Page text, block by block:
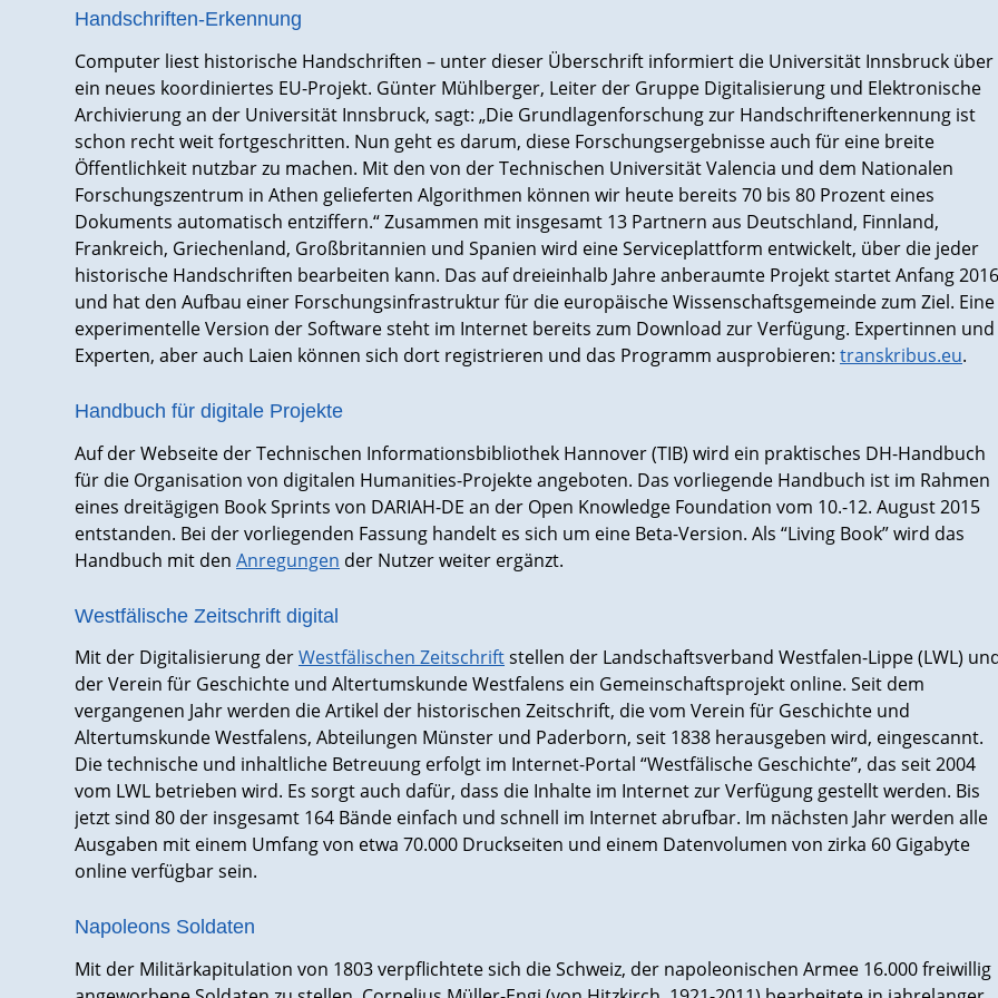
Handschriften-Erkennung
Computer liest historische Handschriften – unter dieser Überschrift informiert die Universität Innsbruck über
ein neues koordiniertes EU-Projekt. Günter Mühlberger, Leiter der Gruppe Digitalisierung und Elektronische
Archivierung an der Universität Innsbruck, sagt: „Die Grundlagenforschung zur Handschriftenerkennung ist
schon recht weit fortgeschritten. Nun geht es darum, diese Forschungsergebnisse auch für eine breite
Öffentlichkeit nutzbar zu machen. Mit den von der Technischen Universität Valencia und dem Nationalen
Forschungszentrum in Athen gelieferten Algorithmen können wir heute bereits 70 bis 80 Prozent eines
Dokuments automatisch entziffern.“ Zusammen mit insgesamt 13 Partnern aus Deutschland, Finnland,
Frankreich, Griechenland, Großbritannien und Spanien wird eine Serviceplattform entwickelt, über die jeder
historische Handschriften bearbeiten kann. Das auf dreieinhalb Jahre anberaumte Projekt startet Anfang 2016
und hat den Aufbau einer Forschungsinfrastruktur für die europäische Wissenschaftsgemeinde zum Ziel. Eine
experimentelle Version der Software steht im Internet bereits zum Download zur Verfügung. Expertinnen und
Experten, aber auch Laien können sich dort registrieren und das Programm ausprobieren: transkribus.eu.
Handbuch für digitale Projekte
Auf der Webseite der Technischen Informationsbibliothek Hannover (TIB) wird ein praktisches DH-Handbuch
für die Organisation von digitalen Humanities-Projekte angeboten. Das vorliegende Handbuch ist im Rahmen
eines dreitägigen Book Sprints von DARIAH-DE an der Open Knowledge Foundation vom 10.-12. August 2015
entstanden. Bei der vorliegenden Fassung handelt es sich um eine Beta-Version. Als “Living Book” wird das
Handbuch mit den Anregungen der Nutzer weiter ergänzt.
Westfälische Zeitschrift digital
Mit der Digitalisierung derWestfälischen Zeitschriftstellen der Landschaftsverband Westfalen-Lippe (LWL)
der Verein für Geschichte und Altertumskunde Westfalens ein Gemeinschaftsprojekt online. Seit dem
vergangenen Jahr werden die Artikel der historischen Zeitschrift, die vom Verein für Geschichte und
Altertumskunde Westfalens, Abteilungen Münster und Paderborn, seit 1838 herausgeben wird, eingescannt.
Die technische und inhaltliche Betreuung erfolgt im Internet-Portal “Westfälische Geschichte”, das seit 2004
vom LWL betrieben wird. Es sorgt auch dafür, dass die Inhalte im Internet zur Verfügung gestellt werden. Bis
jetzt sind 80 der insgesamt 164 Bände einfach und schnell im Internet abrufbar. Im nächsten Jahr werden alle
Ausgaben mit einem Umfang von etwa 70.000 Druckseiten und einem Datenvolumen von zirka 60 Gigabyte
online verfügbar sein.
Napoleons Soldaten
Mit der Militärkapitulation von 1803 verpflichtete sich die Schweiz, der napoleonischen Armee 16.000 freiwillig